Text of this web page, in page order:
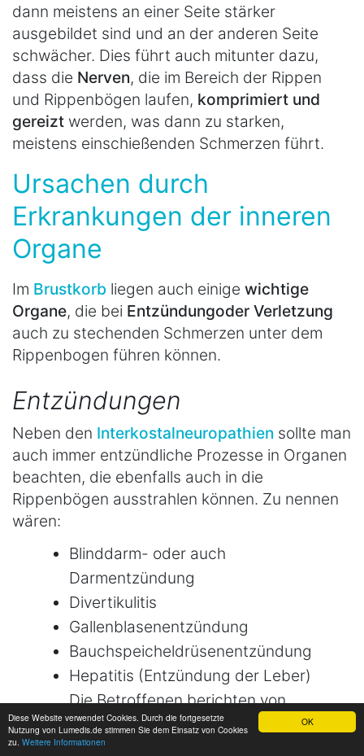
OK
Diese Website verwendet Cookies. Durch die fortgesetzte
Nutzung von Lumedis.de stimmen Sie dem Einsatz von Cookies
zu. Weitere Informationen
dann meistens an einer Seite stärker
ausgebildet sind und an der anderen Seite
schwächer. Dies führt auch mitunter dazu,
dass die Nerven, die im Bereich der Rippen
und Rippenbögen laufen, komprimiert und
gereizt werden, was dann zu starken,
meistens einschießenden Schmerzen führt.
Ursachen durch
Erkrankungen der inneren
Organe
Im Brustkorb liegen auch einige wichtige
Organe, die bei Entzündungoder Verletzung
auch zu stechenden Schmerzen unter dem
Rippenbogen führen können.
Entzündungen
Neben den Interkostalneuropathien sollte man
auch immer entzündliche Prozesse in Organen
beachten, die ebenfalls auch in die
Rippenbögen ausstrahlen können. Zu nennen
wären:
Blinddarm- oder auch
Darmentzündung
Divertikulitis
Gallenblasenentzündung
Bauchspeicheldrüsenentzündung
Hepatitis (Entzündung der Leber)
Die Betroffenen berichten von
Schmerzen im Bauch rechts unter der
Rippe.